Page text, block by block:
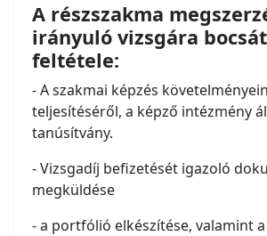
A részszakma
irányuló vizsgára
feltétele:
- A szakmai képzés
teljesítéséről, a képző intézmény
tanúsítvány.
- Vizsgadíj befizetését igazoló
megküldése
- a portfólió elkészítése, valamint a